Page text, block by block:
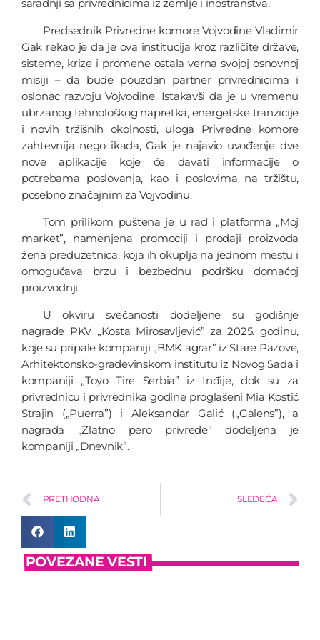
saradnji sa privrednicima iz zemlje i inostranstva.
Predsednik Privredne komore Vojvodine Vladimir
Gak rekao je da je ova institucija kroz različite države,
sisteme, krize i promene ostala verna svojoj osnovnoj
misiji – da bude pouzdan partner privrednicima i
oslonac razvoju Vojvodine. Istakavši da je u vremenu
ubrzanog tehnološkog napretka, energetske tranzicije
i novih tržišnih okolnosti, uloga Privredne komore
zahtevnija nego ikada, Gak je najavio uvođenje dve
nove aplikacije koje će davati informacije o
potrebama poslovanja, kao i poslovima na tržištu,
posebno značajnim za Vojvodinu.
Tom prilikom puštena je u rad i platforma „Moj
market”, namenjena promociji i prodaji proizvoda
žena preduzetnica, koja ih okuplja na jednom mestu i
omogućava brzu i bezbednu podršku domaćoj
proizvodnji.
U okviru svečanosti dodeljene su godišnje
nagrade PKV „Kosta Mirosavljević” za 2025. godinu,
koje su pripale kompaniji „BMK agrar” iz Stare Pazove,
Arhitektonsko-građevinskom institutu iz Novog Sada i
kompaniji „Toyo Tire Serbia” iz Inđije, dok su za
privrednicu i privrednika godine proglašeni Mia Kostić
Strajin („Puerra”) i Aleksandar Galić („Galens”), a
nagrada „Zlatno pero privrede” dodeljena je
kompaniji „Dnevnik”.
PRETHODNA SLEDEĆA
POVEZANE VESTI